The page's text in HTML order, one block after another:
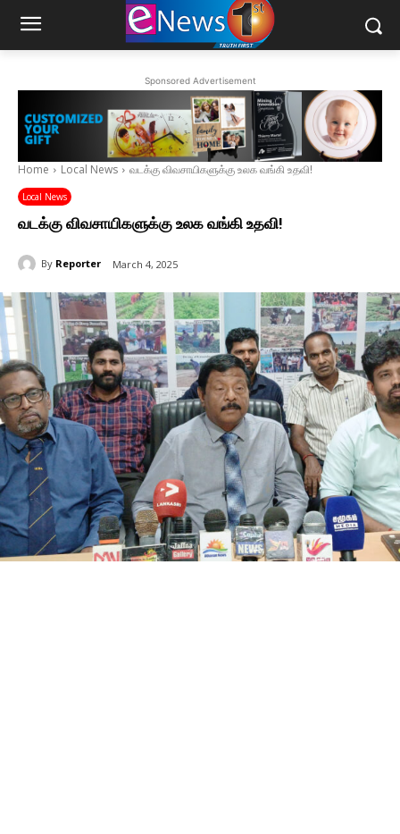
Sponsored Advertisement
Home Local News வடக்கு விவசாயிகளுக்கு உலக வங்கி உதவி!
Local News
வடக்கு விவசாயிகளுக்கு உலக வங்கி உதவி!
By Reporter March 4, 2025